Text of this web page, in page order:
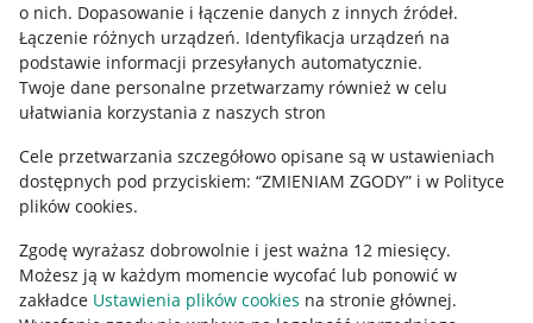
o nich. Dopasowanie i łączenie danych z innych źródeł.
Łączenie różnych urządzeń. Identyfikacja urządzeń na
podstawie informacji przesyłanych automatycznie.
Twoje dane personalne przetwarzamy również w celu
ułatwiania korzystania z naszych stron
Cele przetwarzania szczegółowo opisane są w ustawieniach
dostępnych pod przyciskiem: “ZMIENIAM ZGODY” i w Polityce
plików cookies.
Zgodę wyrażasz dobrowolnie i jest ważna 12 miesięcy.
Możesz ją w każdym momencie wycofać lub ponowić w
zakładce Ustawienia plików cookies na stronie głównej.
Regulamin
Polityka plików "cookies"
Ustawienia plików "cookies"
Udostępnianie lokalizacji
Informacje dla Aktu o Usługach Cyfrowych
Pobierz aplikację